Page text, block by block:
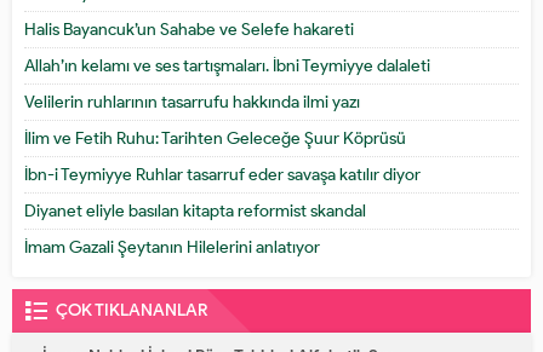
Halis Bayancuk’un Sahabe ve Selefe hakareti
Allah’ın kelamı ve ses tartışmaları. İbni Teymiyye dalaleti
Velilerin ruhlarının tasarrufu hakkında ilmi yazı
İlim ve Fetih Ruhu: Tarihten Geleceğe Şuur Köprüsü
İbn-i Teymiyye Ruhlar tasarruf eder savaşa katılır diyor
Diyanet eliyle basılan kitapta reformist skandal
İmam Gazali Şeytanın Hilelerini anlatıyor
ÇOK TIKLANANLAR